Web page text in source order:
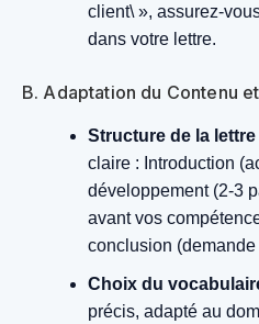
client\ », assurez-
dans votre lettre.
B. Adaptation du Contenu
Structure de la lettre
claire : Introduction
développement (2-3
avant vos
conclusion (demande
Choix du
précis, adapté au